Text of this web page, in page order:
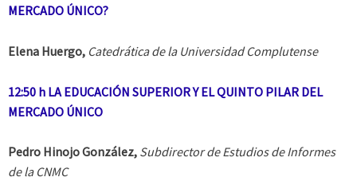
MERCADO ÚNICO?
Elena Huergo, Catedrática de la Universidad Complutense
12:50 h LA EDUCACIÓN SUPERIOR Y EL QUINTO PILAR DEL
MERCADO ÚNICO
Pedro Hinojo González, Subdirector de Estudios de Informes
de la CNMC